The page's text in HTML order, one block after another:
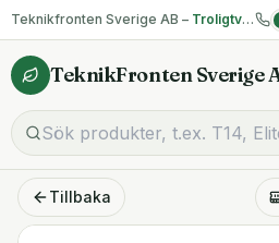
Teknikfronten Sverige AB – Troligtvis billigast på begagnad IT!
TeknikFronten Sverige
Tillbaka